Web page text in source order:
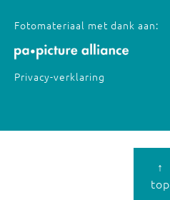
Fotomateriaal met dank aan:
Privacy-verklaring
↑
top